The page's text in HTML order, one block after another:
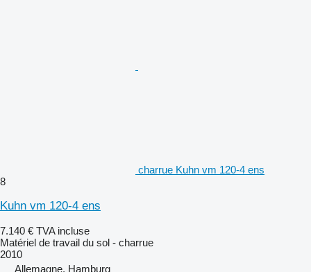
charrue Kuhn vm 120-4 ens
8
Kuhn vm 120-4 ens
7.140 € TVA incluse
Matériel de travail du sol - charrue
2010
Allemagne, Hamburg